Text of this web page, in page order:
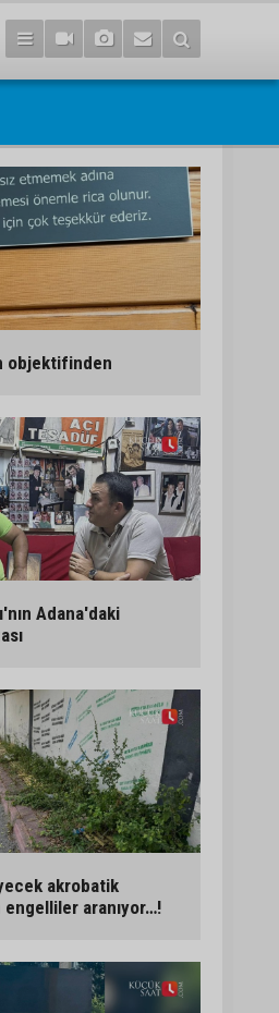
objektifinden
Adana'daki
akrobatik
aranıyor…!